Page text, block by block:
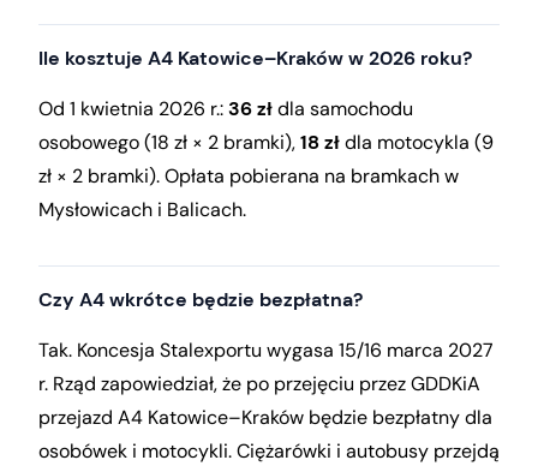
Ile kosztuje A4 Katowice–Kraków w 2026 roku?
Od 1 kwietnia 2026 r.:36 złdla samochodu
osobowego (18 zł × 2 bramki),18 złdla motocykla (9
zł × 2 bramki). Opłata pobierana na bramkach w
Mysłowicach i Balicach.
Czy A4 wkrótce będzie bezpłatna?
Tak. Koncesja Stalexportu wygasa 15/16 marca 2027
r. Rząd zapowiedział, że po przejęciu przez GDDKiA
przejazd A4 Katowice–Kraków będzie bezpłatny dla
osobówek i motocykli. Ciężarówki i autobusy przejdą